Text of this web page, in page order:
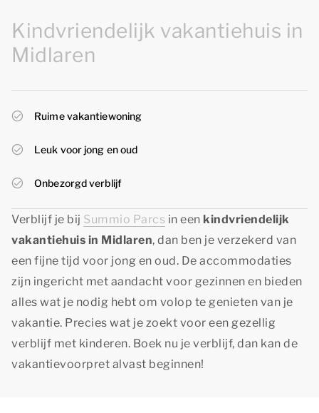
Kindvriendelijk vakantiehuis in
Midlaren
Ruime vakantiewoning
Leuk voor jong en oud
Onbezorgd verblijf
Verblijf je bij Summio Parcs in een kindvriendelijk
vakantiehuis in Midlaren, dan ben je verzekerd van
een fijne tijd voor jong en oud. De accommodaties
zijn ingericht met aandacht voor gezinnen en bieden
alles wat je nodig hebt om volop te genieten van je
vakantie. Precies wat je zoekt voor een gezellig
verblijf met kinderen. Boek nu je verblijf, dan kan de
vakantievoorpret alvast beginnen!